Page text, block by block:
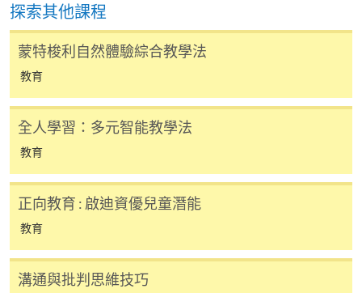
在網上報名過程中，付款成功後，網頁將顯示付款
確認。另外，確認電子郵件亦會發送到 閣下的電
子郵件帳戶。請保留確定回條作日後查詢用途。
法例規定外，一切已繳費用，概不退還。
如須甄選入學，則正式收據並不可作為 閣下已獲
請者是否獲取錄。落選的申請人將獲退還已繳交的
學費。
免責聲明
探索其他課程
蒙特梭利自然體驗綜合教學法
教育
全人學習：多元智能教學法
教育
正向教育 : 啟迪資優兒童潛能
教育
溝通與批判思維技巧